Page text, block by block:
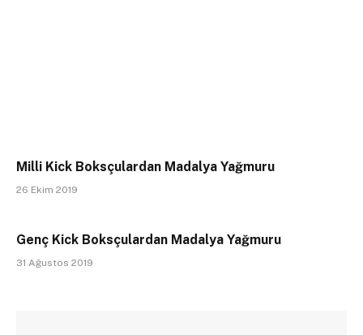
Milli Kick Boksçulardan Madalya Yağmuru
26 Ekim 2019
Genç Kick Boksçulardan Madalya Yağmuru
31 Ağustos 2019